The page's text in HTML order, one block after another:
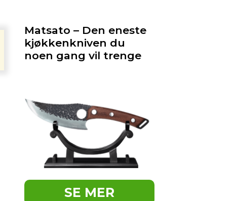
Matsato – Den eneste
kjøkkenkniven du
noen gang vil trenge
SE MER